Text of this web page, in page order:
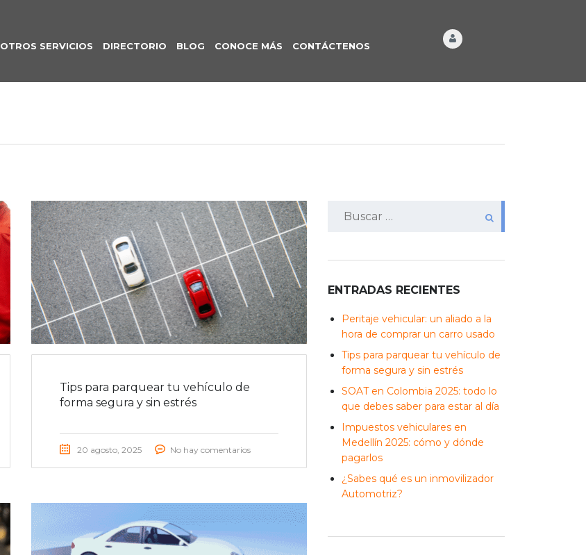
OTROS SERVICIOS DIRECTORIO BLOG CONOCE MÁS CONTÁCTENOS
Tips para parquear tu vehículo de
forma segura y sin estrés
20 agosto, 2025 No hay comentarios
ENTRADAS RECIENTES
Peritaje vehicular: un aliado a la
hora de comprar un carro usado
Tips para parquear tu vehículo de
forma segura y sin estrés
SOAT en Colombia 2025: todo lo
que debes saber para estar al día
Impuestos vehiculares en
Medellín 2025: cómo y dónde
pagarlos
¿Sabes qué es un inmovilizador
Automotriz?